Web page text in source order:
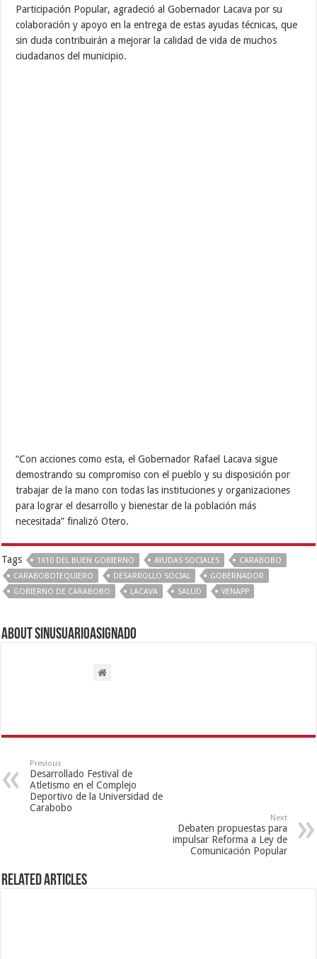
Participación Popular, agradeció al Gobernador Lacava por su
colaboración y apoyo en la entrega de estas ayudas técnicas, que
sin duda contribuirán a mejorar la calidad de vida de muchos
ciudadanos del municipio.
“Con acciones como esta, el Gobernador Rafael Lacava sigue
demostrando su compromiso con el pueblo y su disposición por
trabajar de la mano con todas las instituciones y organizaciones
para lograr el desarrollo y bienestar de la población más
necesitada” finalizó Otero.
Tags 1X10 DEL BUEN GOBIERNO AYUDAS SOCIALES
CARABOBO
CARABOBOTEQUIERO
DESARROLLO SOCIAL
GOBERNADOR
GOBIERNO DE CARABOBO
LACAVA SALUD VENAPP
About sinusuarioasignado
Previous
Desarrollado Festival de
Atletismo en el Complejo
Deportivo de la Universidad de
Carabobo
Next
Debaten propuestas para
impulsar Reforma a Ley de
Comunicación Popular
Related Articles